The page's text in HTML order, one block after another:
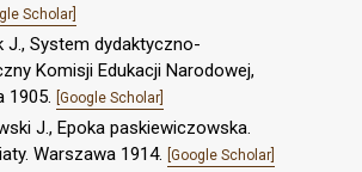
Scholar]
J., System dydaktyczno-
Komisji Edukacji Narodowej,
1905. [Google Scholar]
J., Epoka paskiewiczowska.
Warszawa 1914.
[Google Scholar]